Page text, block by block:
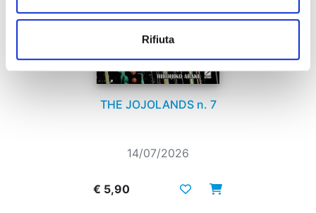
Rifiuta
THE JOJOLANDS n. 7
14/07/2026
€ 5,90